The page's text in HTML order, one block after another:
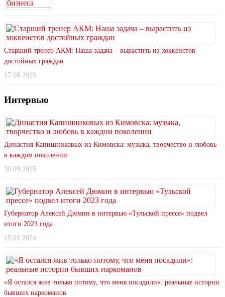
Старший тренер АКМ: Наша задача – вырастить из хоккеистов
достойных граждан
17.08.2025
Интервью
Династия Капишниковых из Кимовска: музыка, творчество и любовь
в каждом поколении
30.09.2025
Губернатор Алексей Дюмин в интервью «Тульской прессе» подвел
итоги 2023 года
15.01.2024
«Я остался жив только потому, что меня посадили»: реальные истории
бывших наркоманов